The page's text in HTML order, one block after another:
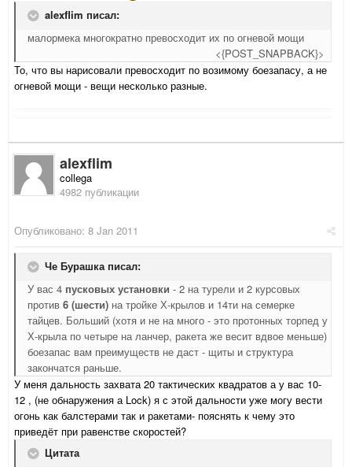
alexflim писал:
малормека многократно превосходит их по огневой мощи
<{POST_SNAPBACK}>
То, что вы нарисовали превосходит по возимому боезапасу, а не
огневой мощи - вещи несколько разные.
alexflim
collega
4982 публикации
Опубликовано: 8 Jan 2011
Че Бурашка писал:
У вас 4 пусковых установки - 2 на турели и 2 курсовых
против 6 (шести) на тройке Х-крылов и 14ти на семерке
тайцев. Больший (хотя и не на много - это протонных торпед у
Х-крыла по четыре на ланчер, ракета же весит вдвое меньше)
боезапас вам преимуществ не даст - щиты и структура
закончатся раньше.
У меня дальность захвата 20 тактических квадратов а у вас 10-
12 , (не обнаружения а Lock) я с этой дальности уже могу вести
огонь как балстерами так и ракетами- пояснять к чему это
приведёт при равенстве скоростей?
Цитата